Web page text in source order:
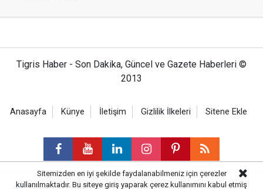
Tigris Haber - Son Dakika, Güncel ve Gazete Haberleri ©
2013
Anasayfa Künye İletişim Gizlilik İlkeleri Sitene Ekle
Sitemizden en iyi şekilde faydalanabilmeniz için çerezler
kullanılmaktadır. Bu siteye giriş yaparak çerez kullanımını kabul etmiş